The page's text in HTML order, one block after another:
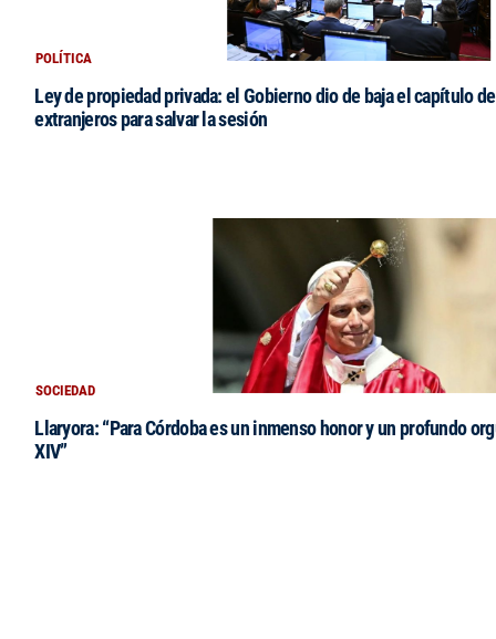
POLÍTICA
Ley de propiedad privada: el Gobierno dio de baja el capítulo
extranjeros para salvar la sesión
SOCIEDAD
Llaryora: “Para Córdoba es un inmenso honor y un profundo
XIV”